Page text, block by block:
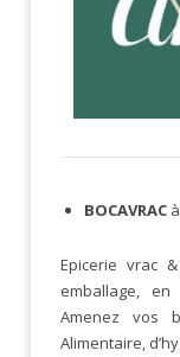
BOCAVRAC
Epicerie vrac
emballage,
Amenez vos
Alimentaire,